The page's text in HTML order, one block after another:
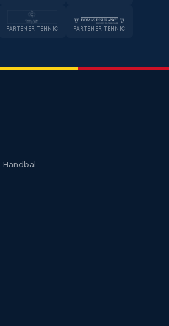
PARTENER TEHNIC PARTENER TEHNIC
Handbal